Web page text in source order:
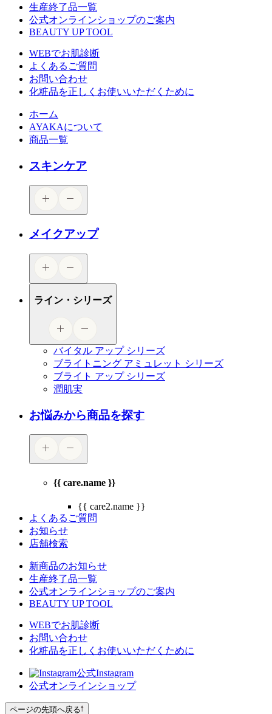
生産終了品一覧
公式オンラインショップのご案内
BEAUTY UP TOOL
WEBでお肌診断
よくあるご質問
お問い合わせ
化粧品を正しくお使いいただくために
ホーム
AYAKAについて
商品一覧
スキンケア
メイクアップ
ライン・シリーズ
バイタル アップ シリーズ
ブライトニング アミュレット シリーズ
ブライト アップ シリーズ
潤肌実
お悩みから商品を探す
{{ care.name }}
{{ care2.name }}
よくあるご質問
お知らせ
店舗検索
新商品のお知らせ
生産終了品一覧
公式オンラインショップのご案内
BEAUTY UP TOOL
WEBでお肌診断
お問い合わせ
化粧品を正しくお使いいただくために
公式Instagram
公式オンラインショップ
ページの先頭へ戻る